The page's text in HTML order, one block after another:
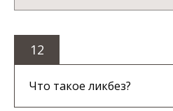
12
Что такое ликбез?